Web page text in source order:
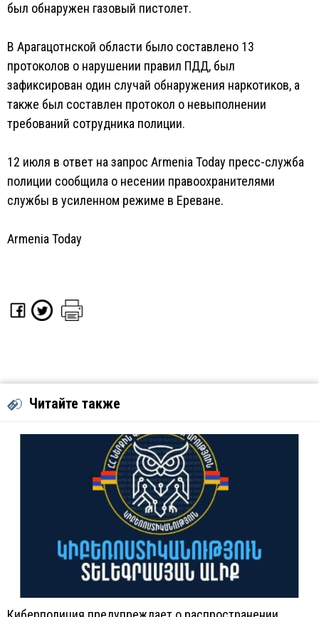
был обнаружен газовый пистолет.
В Арагацотнской области было составлено 13
протоколов о нарушении правил ПДД, был
зафиксирован один случай обнаружения наркотиков, а
также был составлен протокол о невыполнении
требований сотрудника полиции.
12 июля в ответ на запрос Armenia Today пресс-служба
полиции сообщила о несении правоохранителями
службы в усиленном режиме в Ереване.
Armenia Today
Читайте также